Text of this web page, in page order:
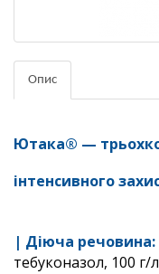
Опис
Ютака® —
інтенсивного
| Діюча речовина:
тебуконазол, 100